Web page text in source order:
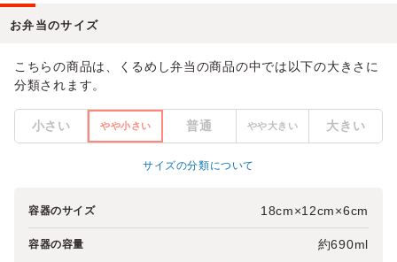
お弁当のサイズ
こちらの商品は、くるめし弁当の商品の中では以下の大きさに
分類されます。
小さい やや小さい 普通 やや大きい 大きい
サイズの分類について
容器のサイズ 18cm×12cm×6cm
容器の容量 約690ml